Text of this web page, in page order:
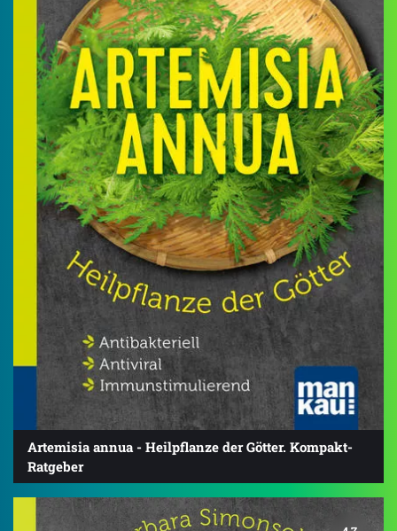
Artemisia annua - Heilpflanze der Götter. Kompakt-
Ratgeber